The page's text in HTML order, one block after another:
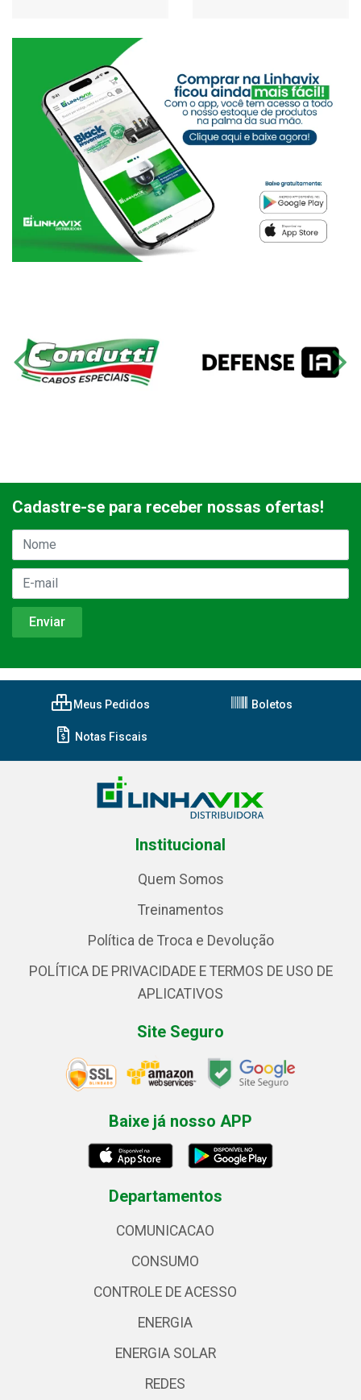
Cadastre-se para receber nossas ofertas!
Meus Pedidos Boletos
Notas Fiscais
Institucional
Quem Somos
Treinamentos
Política de Troca e Devolução
POLÍTICA DE PRIVACIDADE E TERMOS DE USO DE
APLICATIVOS
Site Seguro
Baixe já nosso APP
Departamentos
COMUNICACAO
CONSUMO
CONTROLE DE ACESSO
ENERGIA
ENERGIA SOLAR
REDES